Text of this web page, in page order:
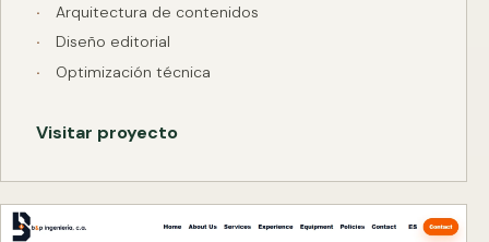
Arquitectura de contenidos
Diseño editorial
Optimización técnica
Visitar proyecto